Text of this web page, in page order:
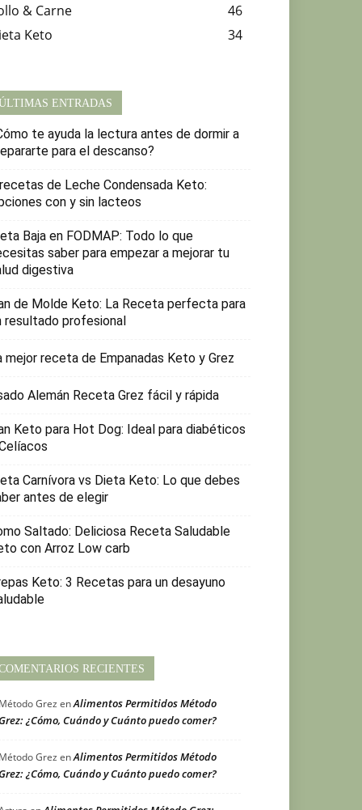
& Carne
46
Keto
34
ENTRADAS
te ayuda la lectura antes de dormir a
para el descanso?
de Leche Condensada Keto:
con y sin lacteos
Baja en FODMAP: Todo lo que
saber para empezar a mejorar tu
digestiva
de Molde Keto: La Receta perfecta para
resultado profesional
mejor receta de Empanadas Keto y Grez
Alemán Receta Grez fácil y rápida
Keto para Hot Dog: Ideal para diabéticos
Carnívora vs Dieta Keto: Lo que debes
antes de elegir
Saltado: Deliciosa Receta Saludable
con Arroz Low carb
Keto: 3 Recetas para un desayuno
RECIENTES
Método Grez enAlimentos Permitidos Método
¿Cómo, Cuándo y Cuánto puedo comer?
Método Grez enAlimentos Permitidos Método
¿Cómo, Cuándo y Cuánto puedo comer?